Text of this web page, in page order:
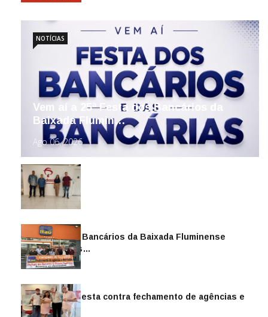
Vem aí a 25ª Festa dos Bancários da
Baixada Flumin…
Ago 06, 2026
NOTÍCIAS
Sindicato dos Bancários da Baixada Fluminense
reintegra mais…
Jul 14, 2026
Sindicato protesta contra fechamento de agências e
as demiss…